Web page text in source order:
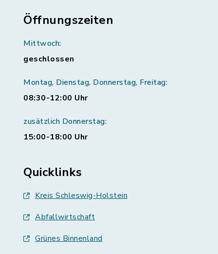
Öffnungszeiten
Mittwoch:
geschlossen
Montag, Dienstag, Donnerstag, Freitag:
08:30-12:00 Uhr
zusätzlich Donnerstag:
15:00-18:00 Uhr
Quicklinks
Kreis Schleswig-Holstein
Abfallwirtschaft
Grünes Binnenland